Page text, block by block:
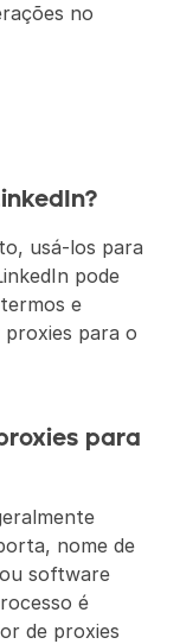
no
usá-los para
pode
e
para o
para
nome de
software
é
de proxies